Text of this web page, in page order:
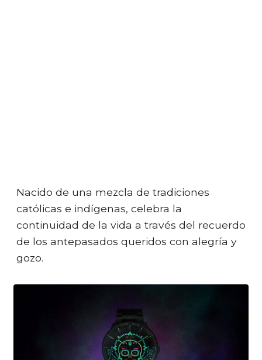
Nacido de una mezcla de tradiciones
católicas e indígenas, celebra la
continuidad de la vida a través del recuerdo
de los antepasados queridos con alegría y
gozo.